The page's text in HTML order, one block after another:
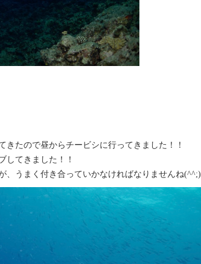
たので昼からチービシに行ってきました！！
してきました！！
、うまく付き合っていかなければなりませんね(^^;)